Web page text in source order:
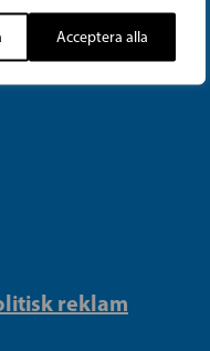
Acceptera alla
reklam